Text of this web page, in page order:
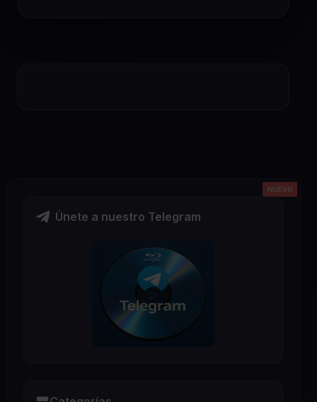
Únete a nuestro Telegram
NUEVO
NUEVO
NUEVO
NUEVO
NUEVO